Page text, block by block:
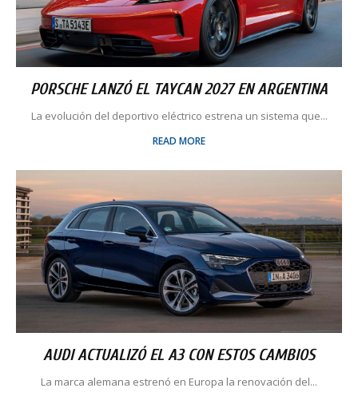
PORSCHE LANZÓ EL TAYCAN 2027 EN ARGENTINA
La evolución del deportivo eléctrico estrena un sistema que...
READ MORE
AUDI ACTUALIZÓ EL A3 CON ESTOS CAMBIOS
La marca alemana estrenó en Europa la renovación del...